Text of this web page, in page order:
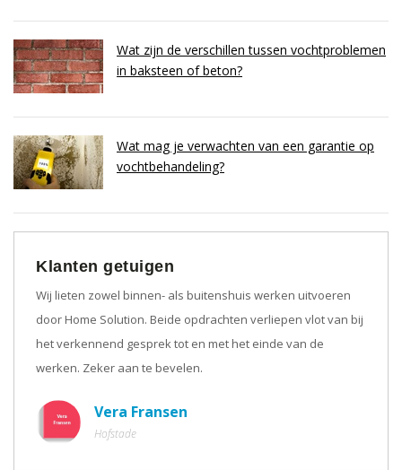
Wat zijn de verschillen tussen vochtproblemen
in baksteen of beton?
Wat mag je verwachten van een garantie op
vochtbehandeling?
Klanten getuigen
Wij lieten zowel binnen- als buitenshuis werken uitvoeren
door Home Solution. Beide opdrachten verliepen vlot van bij
het verkennend gesprek tot en met het einde van de
werken. Zeker aan te bevelen.
Vera Fransen
Hofstade